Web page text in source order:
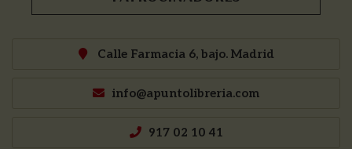
Calle Farmacia 6, bajo. Madrid
info@apuntolibreria.com
917 02 10 41